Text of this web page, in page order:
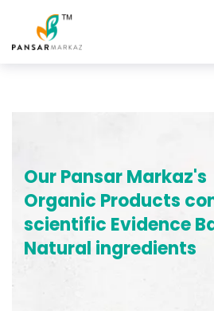
Our Pansar Markaz's
Organic Products
scientific Evidence
Natural ingredients